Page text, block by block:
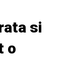
si
o